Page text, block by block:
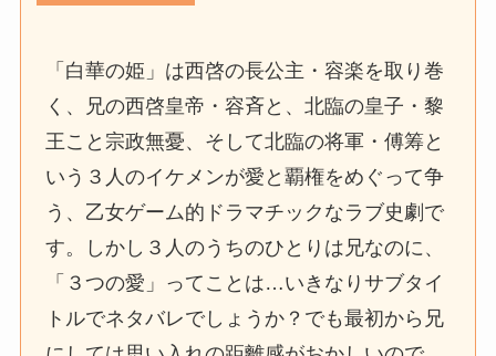
「白華の姫」は西啓の長公主・容楽を取り巻
く、兄の西啓皇帝・容斉と、北臨の皇子・黎
王こと宗政無憂、そして北臨の将軍・傅筹と
いう３人のイケメンが愛と覇権をめぐって争
う、乙女ゲーム的ドラマチックなラブ史劇で
す。しかし３人のうちのひとりは兄なのに、
「３つの愛」ってことは…いきなりサブタイ
トルでネタバレでしょうか？でも最初から兄